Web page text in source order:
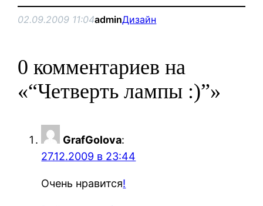
02.09.2009 11:04adminДизайн
0 комментариев на
«“Четверть лампы :)”»
GrafGolova:
27.12.2009 в 23:44
Очень нравится!